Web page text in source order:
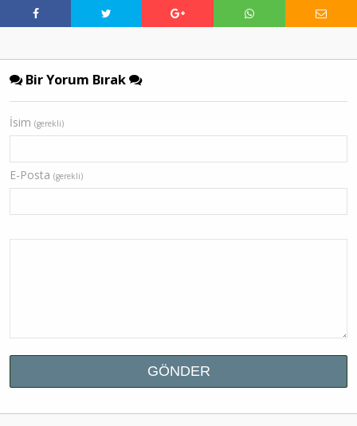
Bir Yorum Bırak
İsim (gerekli)
E-Posta (gerekli)